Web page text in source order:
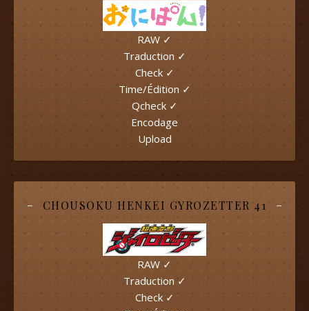
RAW ✓
Traduction ✓
Check ✓
Time/Édition ✓
Qcheck ✓
Encodage
Upload
CHOUSOKU HENKEI GYROZETTER 41
RAW ✓
Traduction ✓
Check ✓